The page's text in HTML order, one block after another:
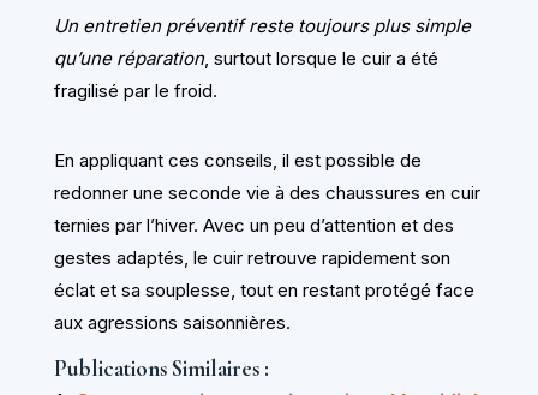
Un entretien préventif reste toujours plus simple
qu’une réparation, surtout lorsque le cuir a été
fragilisé par le froid.
En appliquant ces conseils, il est possible de
redonner une seconde vie à des chaussures en cuir
ternies par l’hiver. Avec un peu d’attention et des
gestes adaptés, le cuir retrouve rapidement son
éclat et sa souplesse, tout en restant protégé face
aux agressions saisonnières.
Publications Similaires :